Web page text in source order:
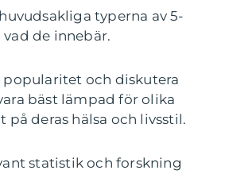
typerna av 5-
de innebär.
popularitet och diskutera
bäst lämpad för olika
på deras hälsa och livsstil.
statistik och forskning